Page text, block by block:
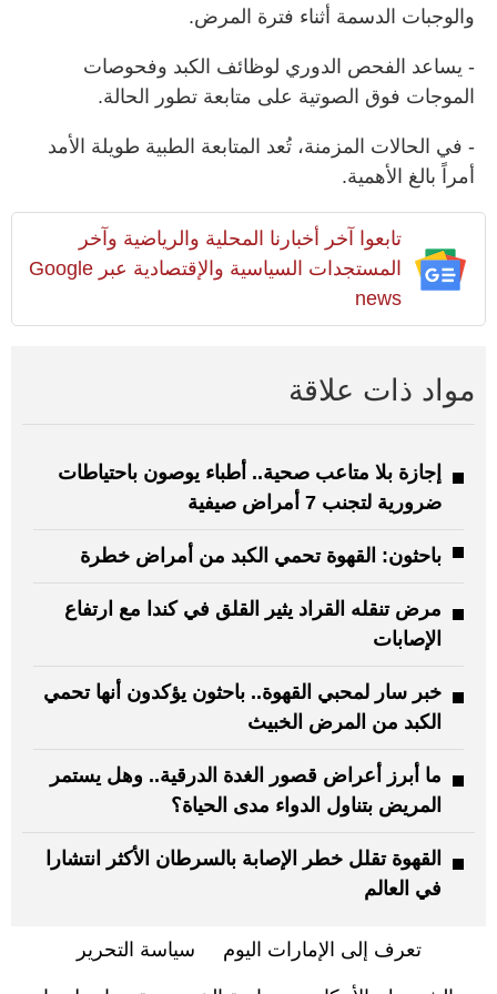
والوجبات الدسمة أثناء فترة المرض.
- يساعد الفحص الدوري لوظائف الكبد وفحوصات
الموجات فوق الصوتية على متابعة تطور الحالة.
- في الحالات المزمنة، تُعد المتابعة الطبية طويلة الأمد
أمراً بالغ الأهمية.
تابعوا آخر أخبارنا المحلية والرياضية وآخر
المستجدات السياسية والإقتصادية عبر Google
news
مواد ذات علاقة
إجازة بلا متاعب صحية.. أطباء يوصون باحتياطات
ضرورية لتجنب 7 أمراض صيفية
باحثون: القهوة تحمي الكبد من أمراض خطرة
مرض تنقله القراد يثير القلق في كندا مع ارتفاع
الإصابات
خبر سار لمحبي القهوة.. باحثون يؤكدون أنها تحمي
الكبد من المرض الخبيث
ما أبرز أعراض قصور الغدة الدرقية.. وهل يستمر
المريض بتناول الدواء مدى الحياة؟
القهوة تقلل خطر الإصابة بالسرطان الأكثر انتشارا
في العالم
تعرف إلى الإمارات اليوم سياسة التحرير